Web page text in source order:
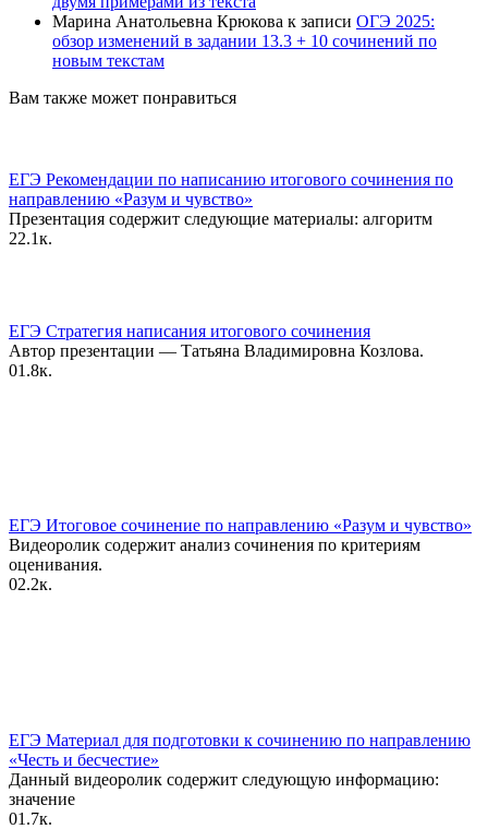
Марина Анатольевна Крюкова к записи ОГЭ 2025:
обзор изменений в задании 13.3 + 10 сочинений по
новым текстам
Вам также может понравиться
ЕГЭ Рекомендации по написанию итогового сочинения по
направлению «Разум и чувство»
Презентация содержит следующие материалы: алгоритм
22.1к.
ЕГЭ Стратегия написания итогового сочинения
Автор презентации — Татьяна Владимировна Козлова.
01.8к.
ЕГЭ Итоговое сочинение по направлению «Разум и чувство»
Видеоролик содержит анализ сочинения по критериям
оценивания.
02.2к.
ЕГЭ Материал для подготовки к сочинению по направлению
«Честь и бесчестие»
Данный видеоролик содержит следующую информацию:
значение
01.7к.